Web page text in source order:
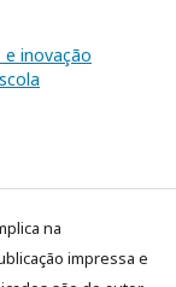
e inovação
na
impressa e